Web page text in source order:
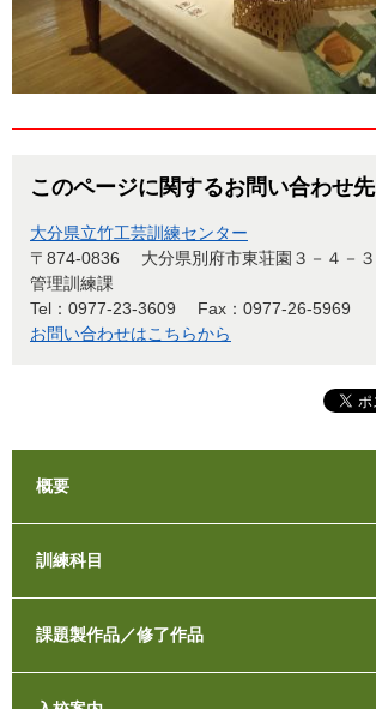
このページに関するお問い合わせ先
大分県立竹工芸訓練センター
〒874-0836
大分県別府市東荘園３－４－３
管理訓練課
Tel：0977-23-3609
Fax：0977-26-5969
お問い合わせはこちらから
概要
訓練科目
課題製作品／修了作品